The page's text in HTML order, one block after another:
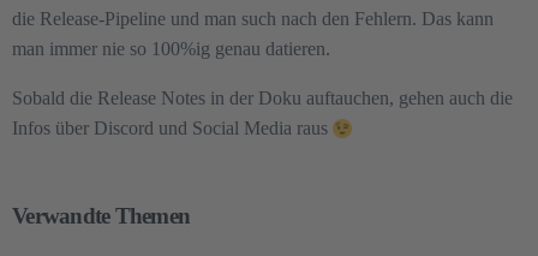
die Release-Pipeline und man such nach den Fehlern. Das kann
man immer nie so 100%ig genau datieren.
Sobald die Release Notes in der Doku auftauchen, gehen auch die
Infos über Discord und Social Media raus
Verwandte Themen